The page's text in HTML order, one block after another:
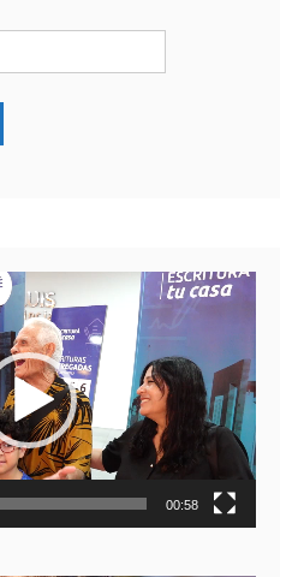
00:58